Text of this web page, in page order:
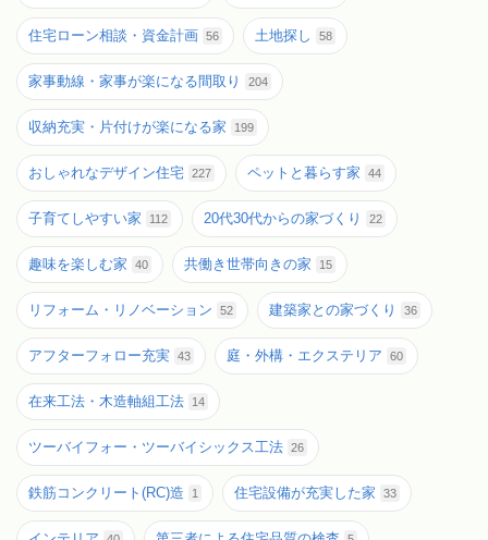
住宅ローン相談・資金計画 56 土地探し 58
家事動線・家事が楽になる間取り 204
収納充実・片付けが楽になる家 199
おしゃれなデザイン住宅 227 ペットと暮らす家 44
子育てしやすい家 112 20代30代からの家づくり 22
趣味を楽しむ家 40 共働き世帯向きの家 15
リフォーム・リノベーション 52 建築家との家づくり 36
アフターフォロー充実 43 庭・外構・エクステリア 60
在来工法・木造軸組工法 14
ツーバイフォー・ツーバイシックス工法 26
鉄筋コンクリート(RC)造 1 住宅設備が充実した家 33